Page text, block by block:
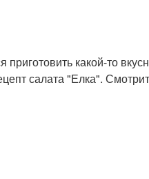
приготовить какой-то
салата "Елка".